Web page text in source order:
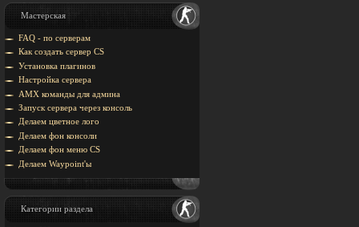
Мастерская
FAQ - по серверам
Как создать сервер CS
Установка плагинов
Настройка сервера
AMX команды для админа
Запуск сервера через консоль
Делаем цветное лого
Делаем фон консоли
Делаем фон меню CS
Делаем Waypoint'ы
Категории раздела